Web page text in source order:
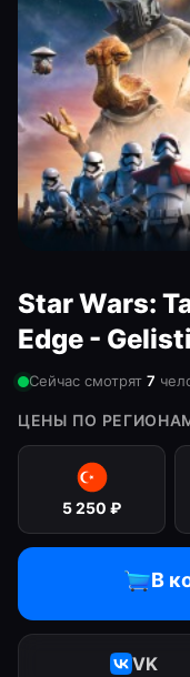
Star Wars:
Edge -
Сейчас смотрят 7
ЦЕНЫ ПО
5 250 ₽
В
VK